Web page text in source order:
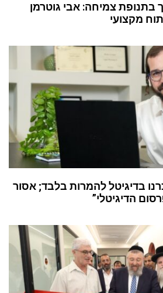
צמיחה: אבי גוטרמן
מקצועי
בדיגיטל להמרות בלבד; אסור
הדיגיטלי”